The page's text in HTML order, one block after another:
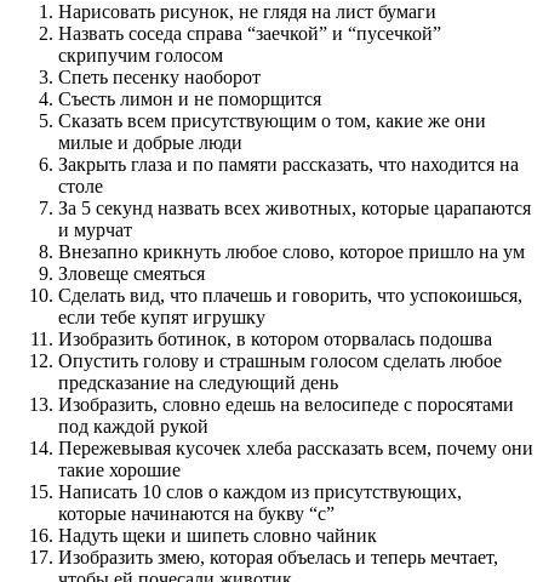
Нарисовать рисунок, не глядя на лист бумаги
Назвать соседа справа “заечкой” и “пусечкой”
скрипучим голосом
Спеть песенку наоборот
Съесть лимон и не поморщится
Сказать всем присутствующим о том, какие же они
милые и добрые люди
Закрыть глаза и по памяти рассказать, что находится на
столе
За 5 секунд назвать всех животных, которые царапаются
и мурчат
Внезапно крикнуть любое слово, которое пришло на ум
Зловеще смеяться
Сделать вид, что плачешь и говорить, что успокоишься,
если тебе купят игрушку
Изобразить ботинок, в котором оторвалась подошва
Опустить голову и страшным голосом сделать любое
предсказание на следующий день
Изобразить, словно едешь на велосипеде с поросятами
под каждой рукой
Пережевывая кусочек хлеба рассказать всем, почему они
такие хорошие
Написать 10 слов о каждом из присутствующих,
которые начинаются на букву “с”
Надуть щеки и шипеть словно чайник
Изобразить змею, которая объелась и теперь мечтает,